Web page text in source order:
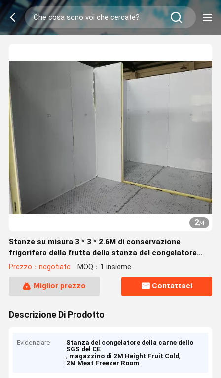
2/4
Stanze su misura 3 * 3 * 2.6M di conservazione
frigorifera della frutta della stanza del congelatore
della carne
Prezzo：negotiate MOQ：1 insieme
Miglior prezzo Contattaci
Descrizione Di Prodotto
Evidenziare
Stanza del congelatore della carne dello
SGS del CE
, magazzino di 2M Height Fruit Cold,
2M Meat Freezer Room